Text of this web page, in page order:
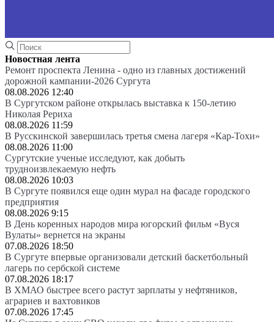
Новостная лента
Ремонт проспекта Ленина - одно из главных достижений
дорожной кампании-2026 Сургута
08.08.2026 12:40
В Сургутском районе открылась выставка к 150-летию
Николая Рериха
08.08.2026 11:59
В Русскинской завершилась третья смена лагеря «Кар-Тохи»
08.08.2026 11:00
Сургутские ученые исследуют, как добыть
трудноизвлекаемую нефть
08.08.2026 10:03
В Сургуте появился еще один мурал на фасаде городского
предприятия
08.08.2026 9:15
В День коренных народов мира югорский фильм «Вуся
Вулаты» вернется на экраны
07.08.2026 18:50
В Сургуте впервые организовали детский баскетбольный
лагерь по сербской системе
07.08.2026 18:17
В ХМАО быстрее всего растут зарплаты у нефтяников,
аграриев и вахтовиков
07.08.2026 17:45